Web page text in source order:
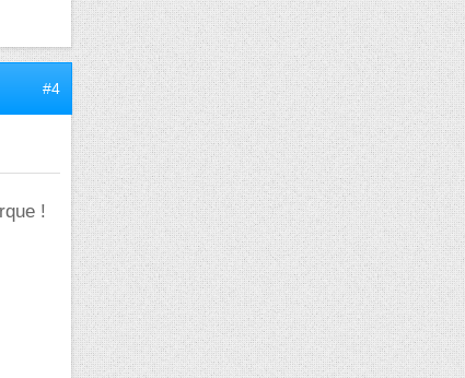
#4
!